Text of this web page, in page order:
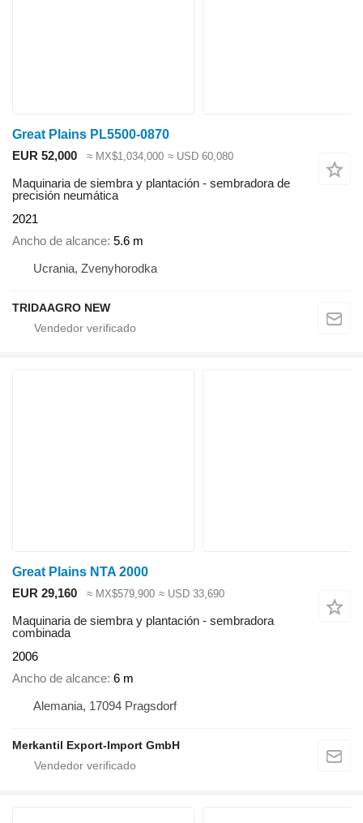
Great Plains PL5500-0870
EUR 52,000
≈ MX$1,034,000 ≈ USD 60,080
Maquinaria de siembra y plantación - sembradora de
precisión neumática
2021
Ancho de alcance 5.6 m
Ucrania, Zvenyhorodka
TRIDAAGRO NEW
Great Plains NTA 2000
EUR 29,160
≈ MX$579,900 ≈ USD 33,690
Maquinaria de siembra y plantación - sembradora
combinada
2006
Ancho de alcance 6 m
Alemania, 17094 Pragsdorf
Merkantil Export-Import GmbH